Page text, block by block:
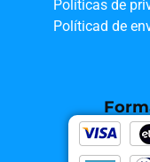
Políticas de
Políticad de